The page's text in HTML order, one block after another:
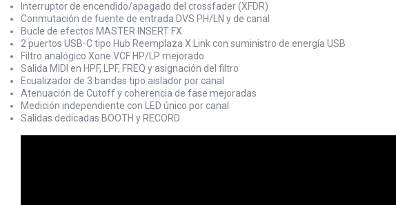
Interruptor de encendido/apagado del crossfader (XFDR)
Conmutación de fuente de entrada DVS PH/LN y de canal
Bucle de efectos MASTER INSERT FX
2 puertos USB-C tipo Hub Reemplaza X:Link con suministro de energía USB
Filtro analógico Xone:VCF HP/LP mejorado
Salida MIDI en HPF, LPF, FREQ y asignación del filtro
Ecualizador de 3 bandas tipo aislador por canal
Atenuación de Cutoff y coherencia de fase mejoradas
Medición independiente con LED único por canal
Salidas dedicadas BOOTH y RECORD